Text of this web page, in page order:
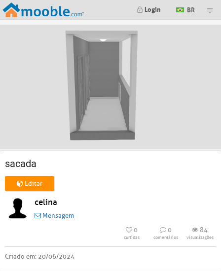
Login BR
sacada
Editar
celina
Mensagem
0
curtidas
0
comentários
84
visualizações
Criado em: 20/06/2024